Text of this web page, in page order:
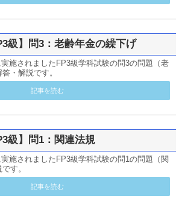
級】問3：老齢年金の繰下げ
施されましたFP3級学科試験の問3の問題（老
・解説です。
記事を読む
級】問1：関連法規
施されましたFP3級学科試験の問1の問題（関
す。
記事を読む